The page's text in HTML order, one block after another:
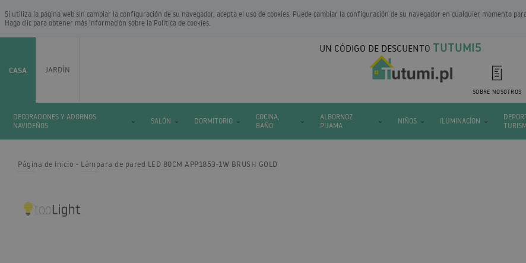
Si utiliza la página web sin cambiar la configuración de su navegador, acepta el uso de cookies. Puede cambiar la configuración de su navegador en cualquier momento
Haga clic para obtener más información sobre la Política de cookies.
CASA JARDÍN
UN CÓDIGO DE DESCUENTO TUTUMI5
SOBRE NOSOTROS
DECORACIONES Y ADORNOS
NAVIDEÑOS
SALÓN DORMITORIO
COCINA,
BAÑO
ALBORNOZ
PIJAMA
NIÑOS ILUMINACÍON
Página de inicio Lámpara de pared LED 80CM APP1853-1W BRUSH GOLD